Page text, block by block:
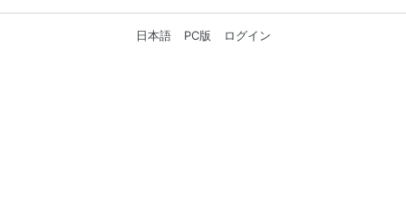
日本語 PC版 ログイン